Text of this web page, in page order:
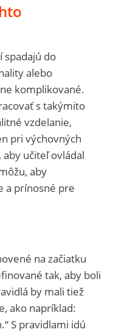
spadajú do
alebo
komplikované.
s takýmito
vzdelanie,
pri výchovných
učiteľ ovládal
aby
a prínosné pre
na začiatku
tak, aby boli
by mali tiež
ako napríklad:
S pravidlami idú